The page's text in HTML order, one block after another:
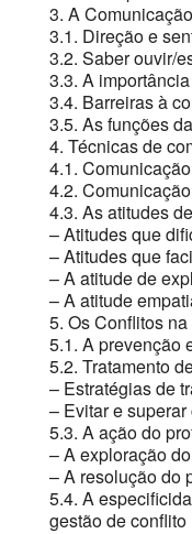
3. A Comunicação
3.1. Direção e
3.2. Saber ouvir/
3.3. A
3.4. Barreiras à
3.5. As funções
4. Técnicas de
4.1.
4.2.
4.3. As atitudes
– Atitudes que
– Atitudes que
– A atitude de
– A atitude
5. Os Conflitos
5.1. A prevenção
5.2. Tratamento
– Estratégias de
– Evitar e
5.3. A ação do
– A exploração
– A resolução do
5.4. A
gestão de conflito